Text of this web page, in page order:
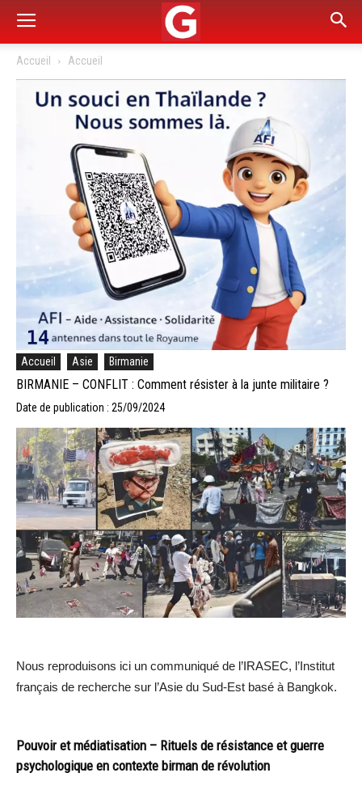
Accueil Accueil
Accueil Asie Birmanie
BIRMANIE – CONFLIT : Comment résister à la junte militaire ?
Date de publication : 25/09/2024
Nous reproduisons ici un communiqué de l’IRASEC, l’Institut
français de recherche sur l’Asie du Sud-Est basé à Bangkok.
Pouvoir et médiatisation – Rituels de résistance et guerre
psychologique en contexte birman de révolution